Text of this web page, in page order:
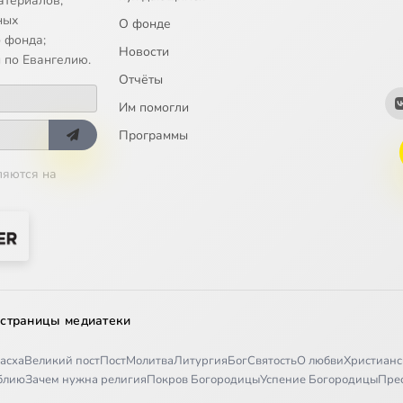
проблемы понимания и описания
как христианская система Достоевского
как идеалы общественной мысли Ф.М. Достоевского
в миросозерцании Достоевского
«Записках из подполья»
европейское искусство
Ларс фон Триер: язык, которым искусство говорит о Боге
фонда;
Евангелию.
на
О фонде
Новости
Отчёты
Им помогли
Программы
медиатеки
Великий постПостМолитваЛитургияБогСвятостьО любви
Зачем нужна религияПокров БогородицыУспение Богородицы